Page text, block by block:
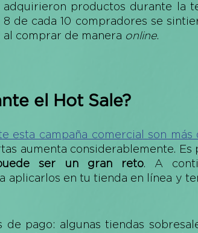
adquirieron productos durante la
8 de cada 10 compradores se
al comprar de manera online.
el Hot Sale?
esta campaña comercial son más
ser un gran reto. A
aplicarlos en tu tienda en línea y
pago: algunas tiendas